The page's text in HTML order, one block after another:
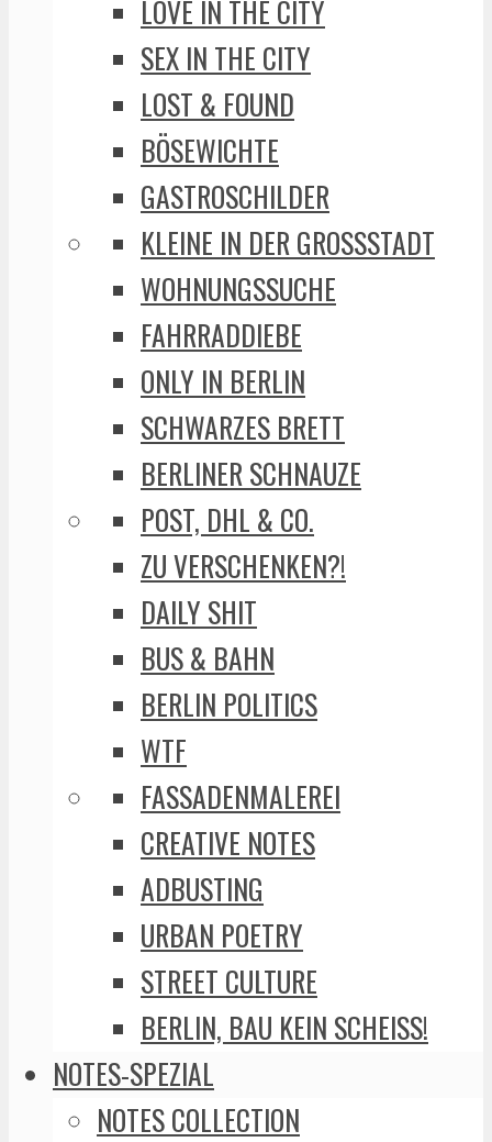
LOVE IN THE CITY
SEX IN THE CITY
LOST & FOUND
BÖSEWICHTE
GASTROSCHILDER
KLEINE IN DER GROSSSTADT
WOHNUNGSSUCHE
FAHRRADDIEBE
ONLY IN BERLIN
SCHWARZES BRETT
BERLINER SCHNAUZE
POST, DHL & CO.
ZU VERSCHENKEN?!
DAILY SHIT
BUS & BAHN
BERLIN POLITICS
WTF
FASSADENMALEREI
CREATIVE NOTES
ADBUSTING
URBAN POETRY
STREET CULTURE
BERLIN, BAU KEIN SCHEISS!
NOTES-SPEZIAL
NOTES COLLECTION